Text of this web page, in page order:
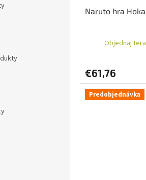
Naruto hra
Objednaj
€61,76
Predobjednávka